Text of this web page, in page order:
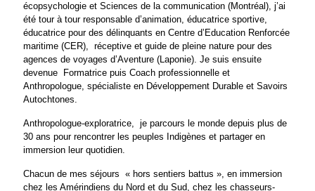
écopsychologie et Sciences de la communication (Montréal), j’ai
été tour à tour responsable d’animation, éducatrice sportive,
éducatrice pour des délinquants en Centre d’Education Renforcée
maritime (CER), réceptive et guide de pleine nature pour des
agences de voyages d’Aventure (Laponie). Je suis ensuite
devenue Formatrice puis Coach professionnelle et
Anthropologue, spécialiste en Développement Durable et Savoirs
Autochtones.
Anthropologue-exploratrice, je parcours le monde depuis plus de
30 ans pour rencontrer les peuples Indigènes et partager en
immersion leur quotidien.
Chacun de mes séjours « hors sentiers battus », en immersion
chez les Amérindiens du Nord et du Sud, chez les chasseurs-